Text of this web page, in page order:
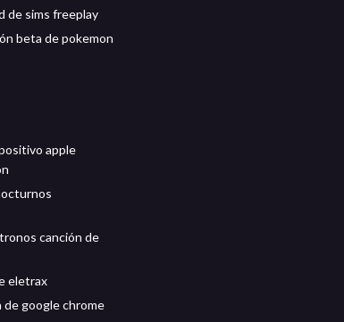
de sims freeplay
beta de pokemon
apple
canción de
eletrax
de google chrome